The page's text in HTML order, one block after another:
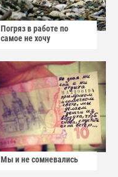
Погряз в работе по
самое не хочу
Мы и не сомневались